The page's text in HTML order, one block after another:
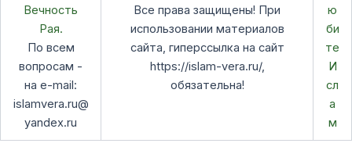
Вечность
Рая.
По всем
вопросам -
на e-mail:
islamvera.ru@
yandex.ru
Все права защищены! При
использовании материалов
сайта, гиперссылка на сайт
https://islam-vera.ru/,
обязательна!
ю
би
те
И
сл
а
м